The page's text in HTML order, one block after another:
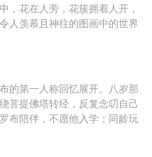
，花在人旁，花簇拥着人开，
人羡慕且神往的图画中的世界
的第一人称回忆展开。八岁那
菩提佛塔转经，反复念叨自己
布陪伴，不愿他入学；同龄玩